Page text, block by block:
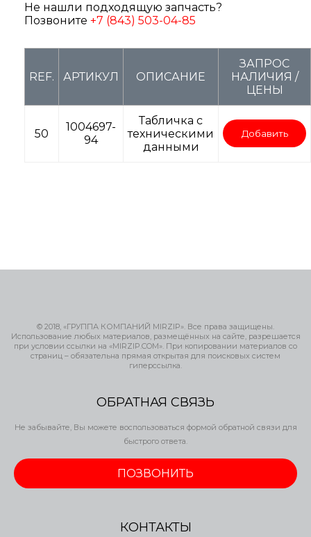
Не нашли подходящую запчасть?
Позвоните +7 (843) 503-04-85
REF. АРТИКУЛ ОПИСАНИЕ
ЗАПРОС
НАЛИЧИЯ /
ЦЕНЫ
50
1004697-
94
Табличка с
техническими
данными
Добавить
© 2018, «ГРУППА КОМПАНИЙ MIRZIP». Все права защищены.
Использование любых материалов, размещённых на сайте, разрешается
при условии ссылки на «MIRZIP.COM». При копировании материалов со
страниц – обязательна прямая открытая для поисковых систем
гиперссылка.
ОБРАТНАЯ СВЯЗЬ
Не забывайте, Вы можете воспользоваться формой обратной связи для
быстрого ответа.
ПОЗВОНИТЬ
КОНТАКТЫ